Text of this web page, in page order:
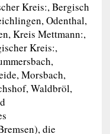
Kreis:, Bergisch
Odenthal,
Kreis Mettmann:,
Kreis:,
Morsbach,
Waldbröl,
die